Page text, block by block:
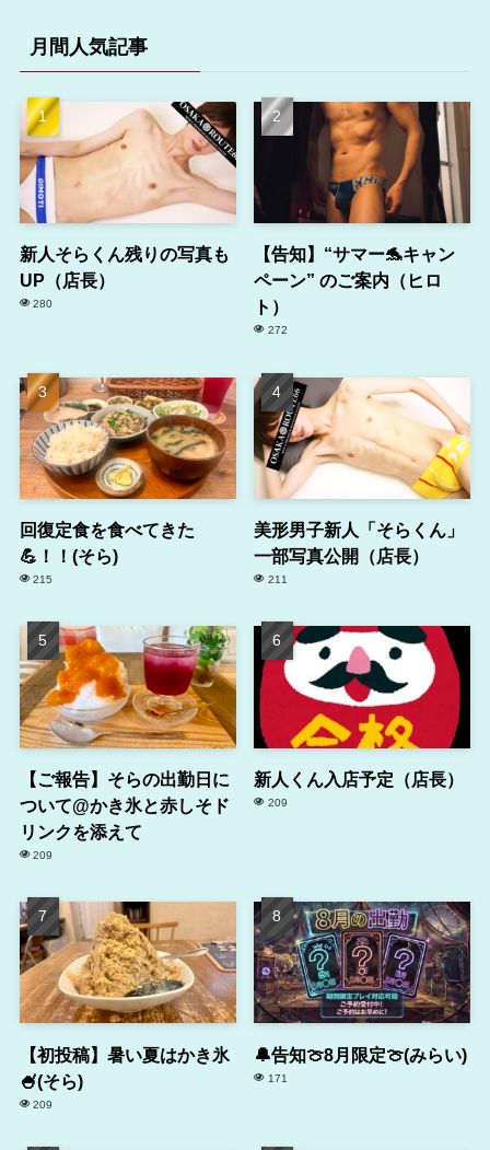
月間人気記事
新人そらくん残りの写真も
UP（店長）
280
【告知】“サマー🐬キャン
ペーン” のご案内（ヒロ
ト）
272
回復定食を食べてきた
💪！！(そら)
215
美形男子新人「そらくん」
一部写真公開（店長）
211
【ご報告】そらの出勤日に
ついて@かき氷と赤しそド
リンクを添えて
209
新人くん入店予定（店長）
209
【初投稿】暑い夏はかき氷
🍧(そら)
209
🔔告知🍈8月限定🍈(みらい)
171